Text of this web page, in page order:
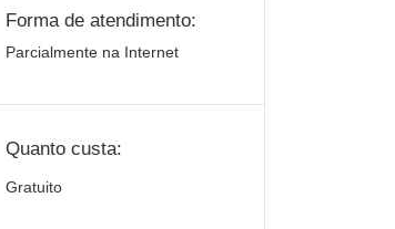
Forma de atendimento:
Parcialmente na Internet
Quanto custa:
Gratuito